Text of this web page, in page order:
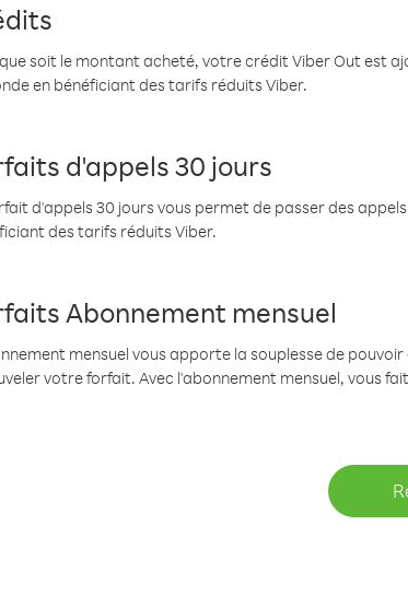
soit le montant acheté, votre crédit Viber Out est
en bénéficiant des tarifs réduits Viber.
d'appels 30 jours
d'appels 30 jours vous permet de passer des
des tarifs réduits Viber.
Abonnement mensuel
mensuel vous apporte la souplesse de
votre forfait. Avec l'abonnement mensuel, vous